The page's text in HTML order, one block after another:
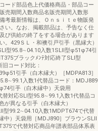
ード部品色上代価格商品・部品コー
売期間入数商品名販売期間入数形
考最新情報は、Ｏｎｓｉｔｅ物販発
い。なお、掲載部品は、予告なく仕
び供給の終了をする場合があります
。429ＳＬ・和襖引戸引手（黒縁大）
型95.8∼04.10入数1SLⅡ型φ51φ74引
ブラックﾒﾝﾃ対応終了SLⅠ型
コード対比：
引手（白木縁大）［MDPA813］
入数1代替品コード：MDJ889
引手（白木縁中）天袋用
替対応SLⅠ型95.8∼99.1入数1代替品コ
が異なる引手（白木縁大）
型99.2∼04.10入数1MDPT674で代替
中）天袋用［MDJ890］ブラウンSLⅡ
で代替対応商品年譜表部品体系表